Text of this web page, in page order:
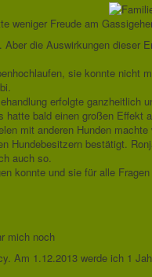
weniger Freude am
die Auswirkungen dieser
sie konnte nicht
erfolgte ganzheitlich
hatte bald einen großen Effekt
mit anderen Hunden machte
Hundebesitzern bestätigt.
auch so.
konnte und sie für alle
mich noch
Am 1.12.2013 werde ich 1